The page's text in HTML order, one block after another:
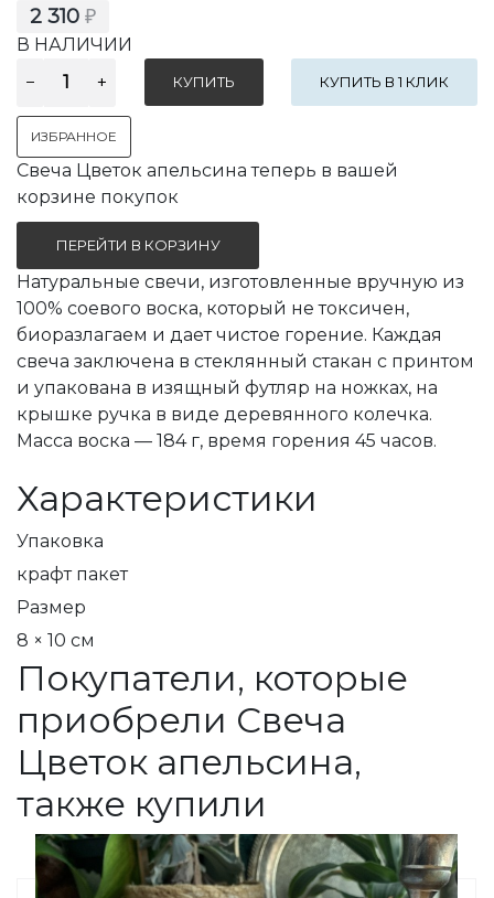
2 310 ₽
В НАЛИЧИИ
КУПИТЬ В 1 КЛИК
ИЗБРАННОЕ
Свеча Цветок апельсина теперь в вашей
корзине покупок
ПЕРЕЙТИ В КОРЗИНУ
Натуральные свечи, изготовленные вручную из
100% соевого воска, который не токсичен,
биоразлагаем и дает чистое горение. Каждая
свеча заключена в стеклянный стакан с принтом
и упакована в изящный футляр на ножках, на
крышке ручка в виде деревянного колечка.
Масса воска — 184 г, время горения 45 часов.
Характеристики
Упаковка
крафт пакет
Размер
8 × 10 см
Покупатели, которые
приобрели Свеча
Цветок апельсина,
также купили